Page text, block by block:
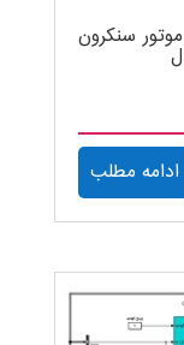
سنکرون
ادامه مطلب